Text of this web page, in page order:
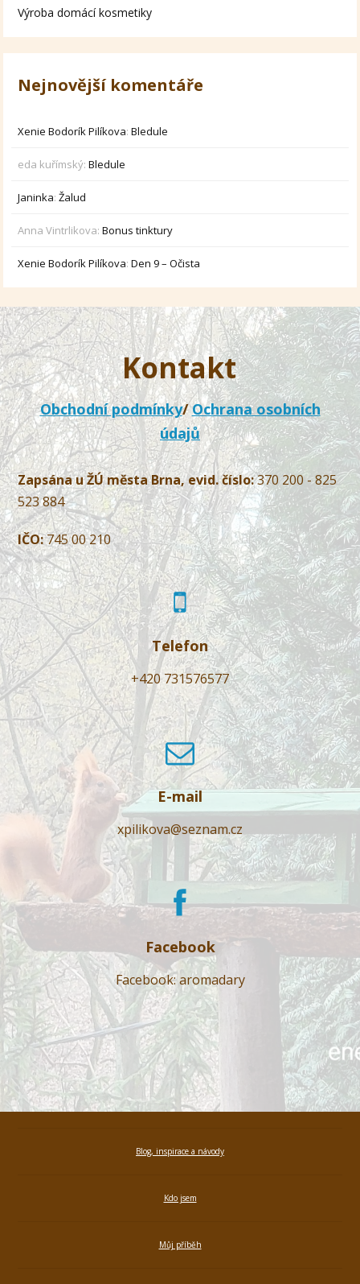
Výroba domácí kosmetiky
Nejnovější komentáře
Xenie Bodorík Pilíkova:Bledule
eda kuřímský:Bledule
Janinka:Žalud
Anna Vintrlikova:Bonus tinktury
Xenie Bodorík Pilíkova:Den 9 – Očista
Kontakt
Obchodní podmínky/Ochrana osobních
údajů
Zapsána u ŽÚ města Brna, evid. číslo:370 200 - 825
523 884
IČO:745 00 210
Telefon
+420 731576577
E-mail
xpilikova@seznam.cz
Facebook
Facebook: aromadary
Blog, inspirace a návody
Kdo jsem
Můj příběh